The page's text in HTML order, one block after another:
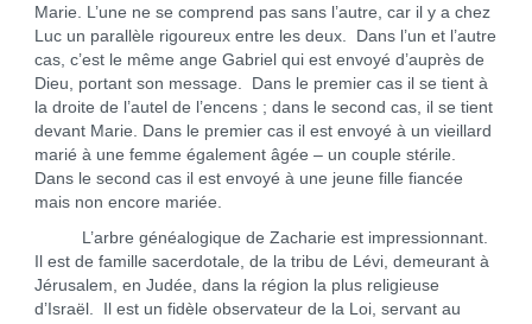
Marie. L’une ne se comprend pas sans l’autre, car il y a chez
Luc un parallèle rigoureux entre les deux. Dans l’un et l’autre
cas, c’est le même ange Gabriel qui est envoyé d’auprès de
Dieu, portant son message. Dans le premier cas il se tient à
la droite de l’autel de l’encens ; dans le second cas, il se tient
devant Marie. Dans le premier cas il est envoyé à un vieillard
marié à une femme également âgée – un couple stérile.
Dans le second cas il est envoyé à une jeune fille fiancée
mais non encore mariée.
L’arbre généalogique de Zacharie est impressionnant.
Il est de famille sacerdotale, de la tribu de Lévi, demeurant à
Jérusalem, en Judée, dans la région la plus religieuse
d’Israël. Il est un fidèle observateur de la Loi, servant au